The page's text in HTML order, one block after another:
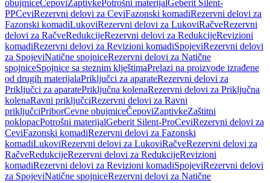
obujmiceČepoviZaptivkePotrošni materijalGeberit Silent-
PPCeviRezervni delovi za CeviFazonski komadiRezervni delovi za
Fazonski komadiLukoviRezervni delovi za LukoviRačveRezervni
delovi za RačveRedukcijeRezervni delovi za RedukcijeRevizioni
komadiRezervni delovi za Revizioni komadiSpojeviRezervni delovi
za SpojeviNatične spojniceRezervni delovi za Natične
spojniceSpojnice sa steznim klještimaPrelazi na proizvode izrađene
od drugih materijalaPriključci za aparateRezervni delovi za
Priključci za aparatePriključna kolenaRezervni delovi za Priključna
kolenaRavni priključciRezervni delovi za Ravni
priključciPriborCevne obujmiceČepoviZaptivkeZaštitni
poklopacPotrošni materijalGeberit Silent-ProCeviRezervni delovi za
CeviFazonski komadiRezervni delovi za Fazonski
komadiLukoviRezervni delovi za LukoviRačveRezervni delovi za
RačveRedukcijeRezervni delovi za RedukcijeRevizioni
komadiRezervni delovi za Revizioni komadiSpojeviRezervni delovi
za SpojeviNatične spojniceRezervni delovi za Natične